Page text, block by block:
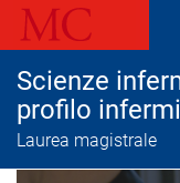
l
Scienze
profilo
Laurea magistrale